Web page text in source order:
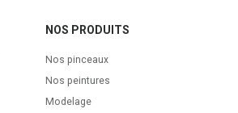
NOS PRODUITS
Nos pinceaux
Nos peintures
Modelage